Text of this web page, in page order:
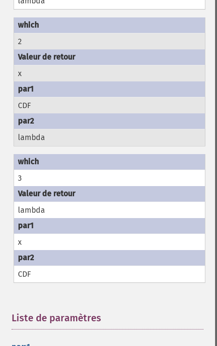
2
x
CDF
lambda
3
lambda
x
CDF
Liste de paramètres